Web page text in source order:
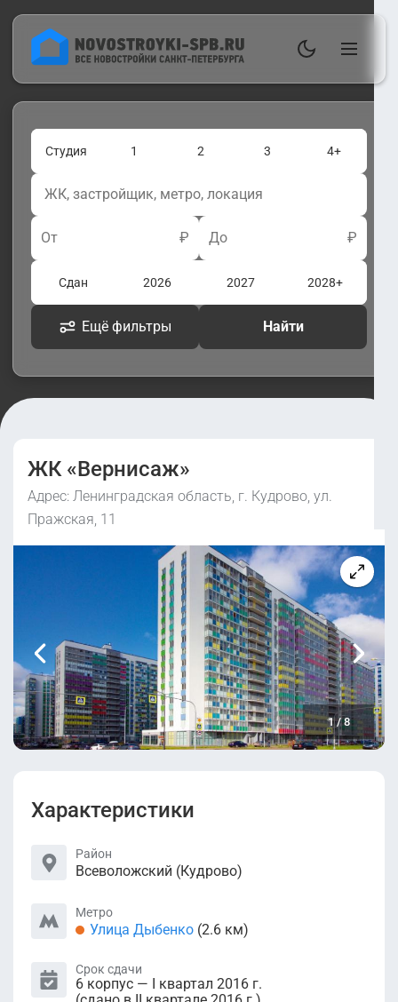
Студия 1 2 3 4+
От ₽ До ₽
Сдан 2026 2027 2028+
Ещё фильтры Найти
ЖК «Вернисаж»
Адрес: Ленинградская область, г. Кудрово, ул.
Пражская, 11
1/8
Характеристики
Район
Всеволожский (Кудрово)
Метро
Улица Дыбенко (2.6 км)
Срок сдачи
6 корпус — I квартал 2016 г.